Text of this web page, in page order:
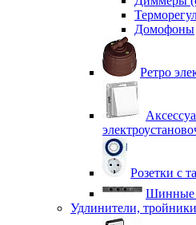
Домофоны
Ретро
Розетки с
Шинные
Удлинители,